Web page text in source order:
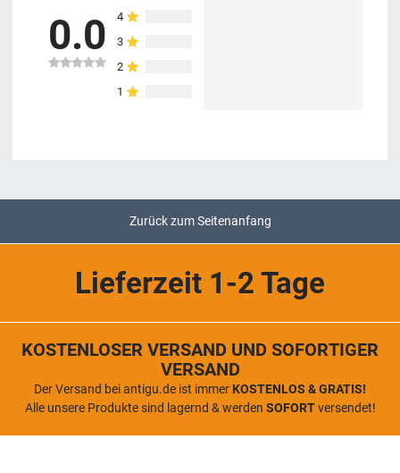
0.0
4
3
2
1
Zurück zum Seitenanfang
Lieferzeit 1-2 Tage
KOSTENLOSER VERSAND UND SOFORTIGER
VERSAND
Der Versand bei antigu.de ist immer KOSTENLOS & GRATIS!
Alle unsere Produkte sind lagernd & werden SOFORTversendet!